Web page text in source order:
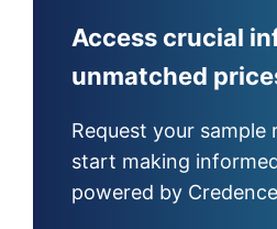
Access crucial
unmatched
Request your
start making
powered by